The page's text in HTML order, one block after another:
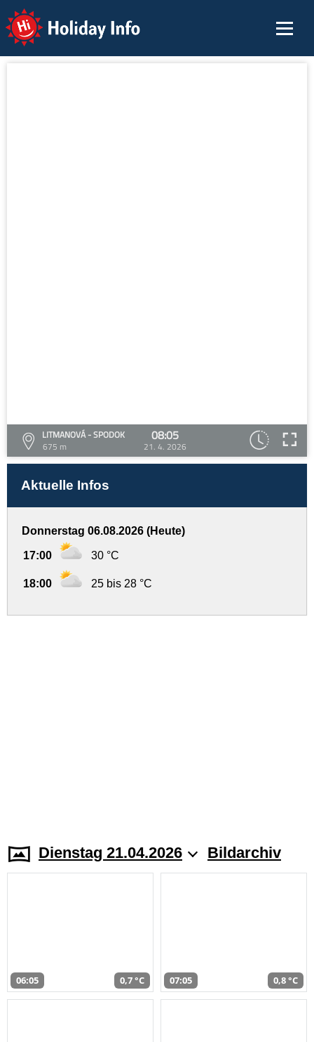
Holiday Info
LITMANOVÁ - SPODOK
675 m
08:05
21. 4. 2026
Aktuelle Infos
Donnerstag 06.08.2026 (Heute)
17:00 30 °C
18:00 25 bis 28 °C
Dienstag 21.04.2026 Bildarchiv
06:05 0,7 °C 07:05 0,8 °C